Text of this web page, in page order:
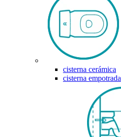
cisterna cerámica
cisterna empotrada